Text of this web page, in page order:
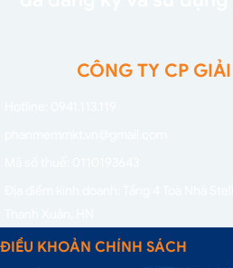
CÔNG TY CP
ĐIỀU KHOẢN CHÍNH SÁCH